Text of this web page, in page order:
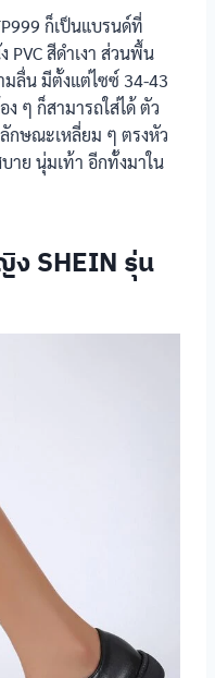
ะการเปิด-ปิด
าด มีตัวล็อก
คาด มีตัวล็อก
าด มีตัวล็อก
ก็เป็นแบรนด์ที่
PVC สีดำเงา ส่วนพื้น
มลื่น มีตั้งแต่ไซซ์ 34-43
ๆ ก็สามารถใส่ได้ ตัว
กษณะเหลี่ยม ๆ ตรงหัว
บาย นุ่มเท้า อีกทั้งมาใน
ง SHEIN รุ่น